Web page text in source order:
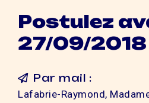
Postulez
27/09/2018
Par mail :
Lafabrie-Raymond,